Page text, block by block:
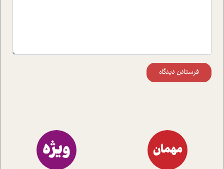
فرستادن دیدگاه
مهمان ویژه